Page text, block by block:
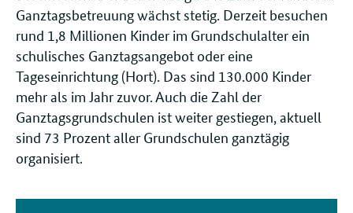
Ganztagsbetreuung wächst stetig. Derzeit besuchen
rund 1,8 Millionen Kinder im Grundschulalter ein
schulisches Ganztagsangebot oder eine
Tageseinrichtung (Hort). Das sind 130.000 Kinder
mehr als im Jahr zuvor. Auch die Zahl der
Ganztagsgrundschulen ist weiter gestiegen, aktuell
sind 73 Prozent aller Grundschulen ganztägig
organisiert.